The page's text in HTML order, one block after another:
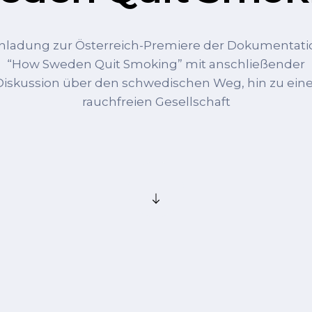
zur Österreich-Premiere der
“How Sweden Quit Smoking” mit anschließender
über den schwedischen Weg, hin zu
rauchfreien Gesellschaft